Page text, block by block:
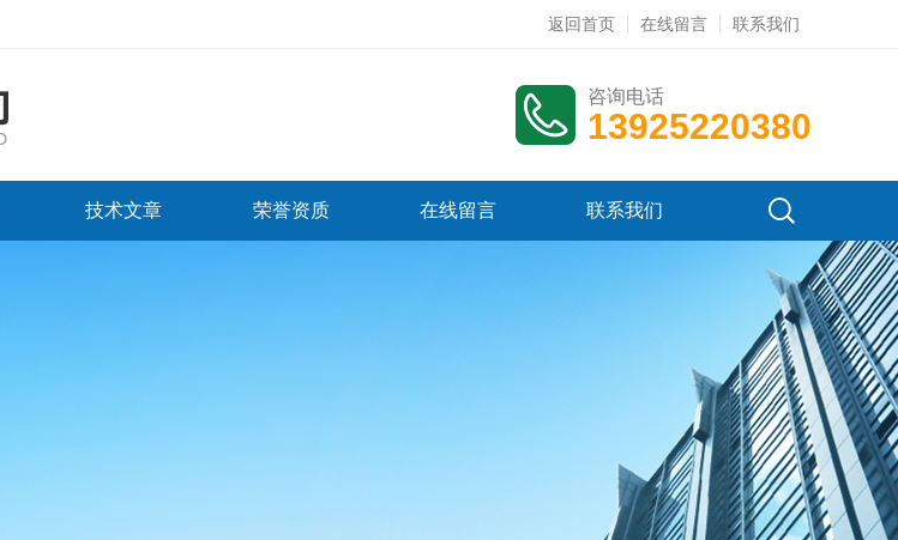
返回首页 在线留言 联系我们
咨询电话
13925220380
技术文章 荣誉资质 在线留言 联系我们